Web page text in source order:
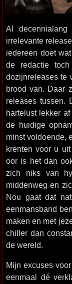
Al
irrelevante
iedereen doet
de redactie toch
dozijnreleases te
brood van. Daar
releases tussen.
hartelust lekker
de huidige
minst voldoende,
krenten voor u
oor is het dan
zich niks van
middenweg en
Nou gaat dat
eenmansband
maken en met
chiller dan
de wereld.
Mijn excuses
eenmaal dé